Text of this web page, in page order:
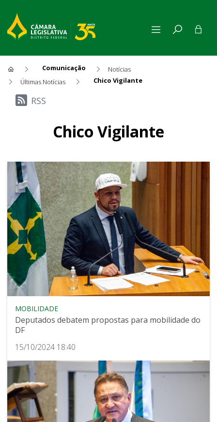
Comunicação
Notícias
Últimas Notícias
Chico Vigilante
Últimas Notícias
RSS
Chico Vigilante
MOBILIDADE
Deputados debatem propostas para mobilidade do
DF
15/10/2024 18:40